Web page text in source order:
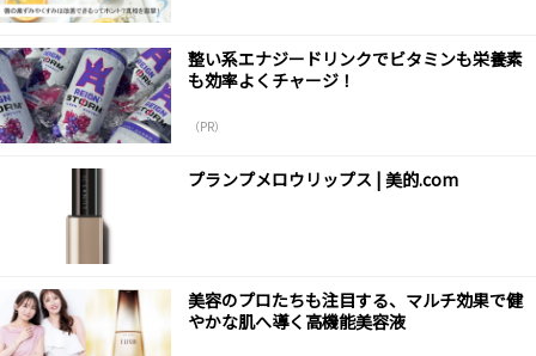
整い系エナジードリンクでビタミンも栄養素
も効率よくチャージ！
（PR）
プランプメロウリップス | 美的.com
美容のプロたちも注目する、マルチ効果で健
やかな肌へ導く高機能美容液